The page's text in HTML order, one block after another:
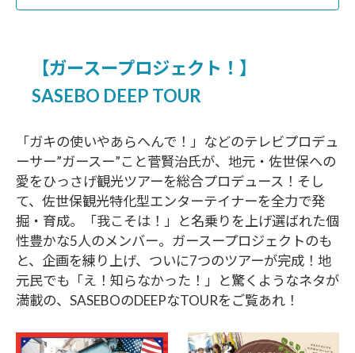
【ガースープロジェクト！】
SASEBO DEEP TOUR
「ガキの使いやあらへんで！」などのテレビプロデュ
ーサー”ガースー”こと菅賢治氏が、地元・佐世保への
愛をひっさげ観光ツアーを総合プロデュース！そし
て、佐世保観光特化型エンターテイナーを全力で発
掘・育成。「我こそは！」と名乗りを上げ選ばれた個
性豊かな5人のメンバー。ガースープロジェクトのも
と、企画を練り上げ、ついに7つのツアーが完成！地
元民でも「え！知らなかった！」と驚くようなネタが
満載の、SASEBOのDEEPなTOURをご覧あれ！